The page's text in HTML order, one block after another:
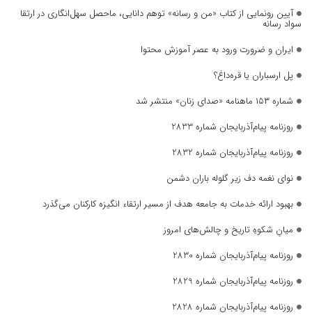
آیین رونمایی از کتاب «من و رسانه» توهم دانایی، ماحصل سهل‌انگاری در ارتقا
سواد رسانه
ایران و ضرورت ورود به عصر آموزش محتوا
پل ارسباران یا قره‌داغ؟
شماره ۱۵۳ ماهنامه «صدای زنان» منتشر شد
روزنامه پیام‌آذربایجان شماره 2833
روزنامه پیام‌آذربایجان شماره 2832
نوای نغمه دف زیر گلوله باران دشمن
بهبود ارائه خدمات به جامعه هدف از مسیر ارتقاء انگیزه کارکنان می‌گذرد
میانِ شکوهِ تاریخ و چالش‌های امروز
روزنامه پیام‌آذربایجان شماره 2830
روزنامه پیام‌آذربایجان شماره 2829
روزنامه پیام‌آذربایجان شماره 2828